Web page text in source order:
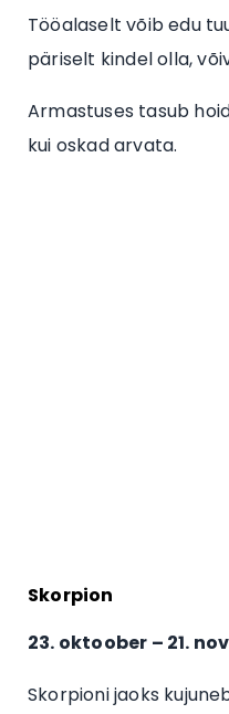
Tööalaselt võib edu
päriselt kindel olla,
Armastuses tasub
kui oskad arvata.
Skorpion
23. oktoober – 21.
Skorpioni jaoks